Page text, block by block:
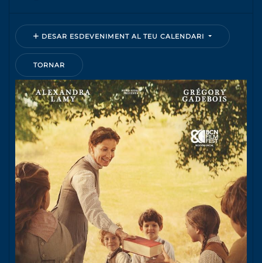
DESAR ESDEVENIMENT AL TEU CALENDARI
TORNAR